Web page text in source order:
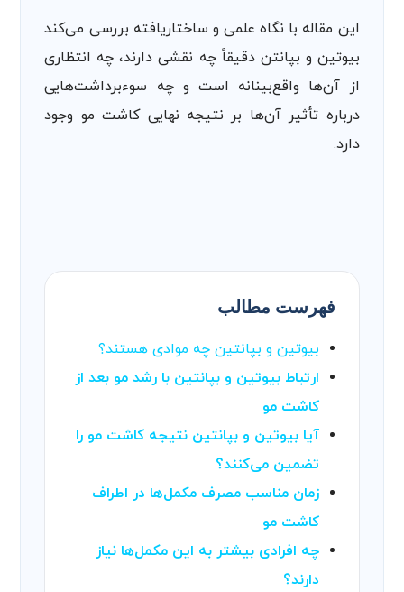
این مقاله با نگاه علمی و ساختاریافته بررسی می‌کند
بیوتین و بپانتن دقیقاً چه نقشی دارند، چه انتظاری
از آن‌ها واقع‌بینانه است و چه سوءبرداشت‌هایی
درباره تأثیر آن‌ها بر نتیجه نهایی کاشت مو وجود
دارد.
فهرست مطالب
بیوتین و بپانتین چه موادی هستند؟
ارتباط بیوتین و بپانتین با رشد مو بعد از
کاشت مو
آیا بیوتین و بپانتین نتیجه کاشت مو را
تضمین می‌کنند؟
زمان مناسب مصرف مکمل‌ها در اطراف
کاشت مو
چه افرادی بیشتر به این مکمل‌ها نیاز
دارند؟